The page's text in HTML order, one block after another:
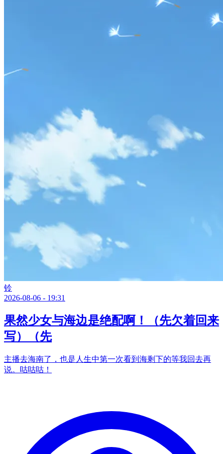
铃
2026-08-06 - 19:31
果然少女与海边是绝配啊！（先欠着回来
写）（先
主播去海南了，也是人生中第一次看到海剩下的等我回去再
说。咕咕咕！